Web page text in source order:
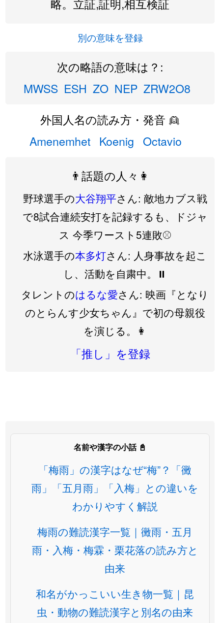
略。立証,証明,相互検証
別の意味を登録
次の略語の意味は？:
MWSS ESH ZO NEP ZRW2O8
外国人名の読み方・発音 👱
Amenemhet Koenig Octavio
👨話題の人々👩
野球選手の大谷翔平さん: 敵地カブス戦
で8試合連続安打を記録するも、ドジャ
ス 今季ワースト5連敗⚾️
水泳選手の本多灯さん: 人身事故を起こ
し、活動を自粛中。⏸️
タレントのはるな愛さん: 映画『となり
のとらんす少女ちゃん』で初の母親役
を演じる。👩
「推し」を登録
名前や漢字の小話 📓
「梅雨」の漢字はなぜ“梅”？「黴
雨」「五月雨」「入梅」との違いを
わかりやすく解説
梅雨の難読漢字一覧｜黴雨・五月
雨・入梅・梅霖・栗花落の読み方と
由来
和名がかっこいい生き物一覧｜昆
虫・動物の難読漢字と別名の由来